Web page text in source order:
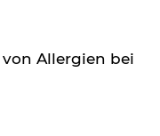
Allergien bei